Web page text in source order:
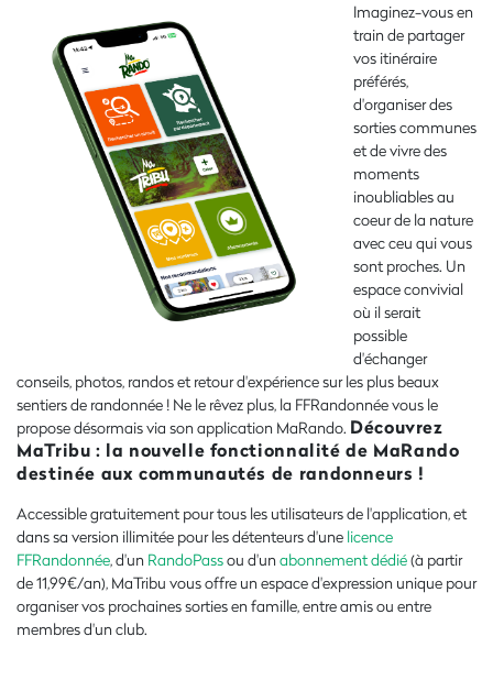
Imaginez-vous en
train de partager
vos itinéraire
préférés,
d'organiser des
sorties communes
et de vivre des
moments
inoubliables au
coeur de la nature
avec ceu qui vous
sont proches. Un
espace convivial
où il serait
possible
d'échanger
conseils, photos, randos et retour d'expérience sur les plus beaux
sentiers de randonnée ! Ne le rêvez plus, la FFRandonnée vous le
propose désormais via son application MaRando. Découvrez
MaTribu : la nouvelle fonctionnalité de MaRando
destinée aux communautés de randonneurs !
Accessible gratuitement pour tous les utilisateurs de l'application, et
dans sa version illimitée pour les détenteurs d'une licence
FFRandonnée, d'un RandoPassou d'unabonnement dédié(à partir
de 11,99€/an), MaTribu vous offre un espace d'expression unique pour
organiser vos prochaines sorties en famille, entre amis ou entre
membres d'un club.